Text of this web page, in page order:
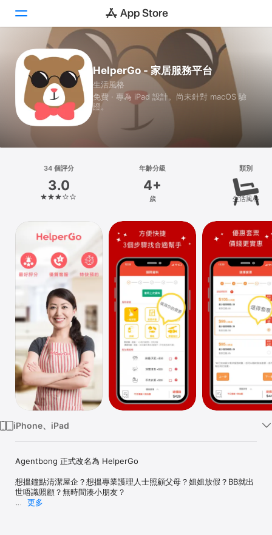
Today
遊戲
App
Vision
Watch
TV
HelperGo - 家居服務平台
生活風格
免費 · 專為 iPad 設計。尚未針對 macOS 驗
證。
34 個評分
3.0
年齡分級
4+
歲
類別
生活風格
iPhone、iPad
Agentbong 正式改名為 HelperGo
想搵鐘點清潔屋企？想搵專業護理人士照顧父母？姐姐放假？BB就出
世唔識照顧？無時間湊小朋友？
更多